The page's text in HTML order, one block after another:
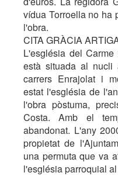
vídua Torroella no ha
l'obra.
CITA GRÀCIA
L'església del
està situada al nucli
carrers Enrajolat i
estat l'església de
l'obra pòstuma,
Costa. Amb el
abandonat. L'any
propietat de
una permuta que va
l'església parroquial